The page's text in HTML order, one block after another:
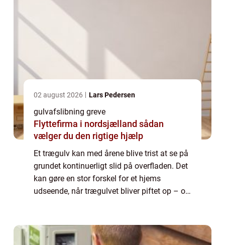
02 august 2026 Lars Pedersen
gulvafslibning greve
Flyttefirma i nordsjælland sådan
vælger du den rigtige hjælp
Et trægulv kan med årene blive trist at se på
grundet kontinuerligt slid på overfladen. Det
kan gøre en stor forskel for et hjems
udseende, når trægulvet bliver piftet op – og